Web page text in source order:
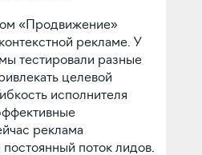
«Продвижение»
рекламе. У
тестировали разные
целевой
исполнителя
реклама
поток лидов.